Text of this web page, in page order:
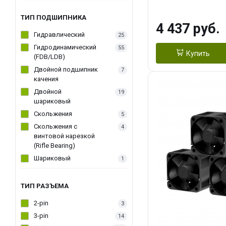
ТИП ПОДШИПНИКА
Гидравлический 25
Гидродинамический
(FDB/LDB)
55
Двойной подшипник
качения
7
Двойной
шариковый
19
Скольжения 5
Скольжения c
винтовой нарезкой
(Rifle Bearing)
4
Шариковый 1
ТИП РАЗЪЕМА
2-pin 3
3-pin 14
D：AM4、
4 437 руб.
Купить